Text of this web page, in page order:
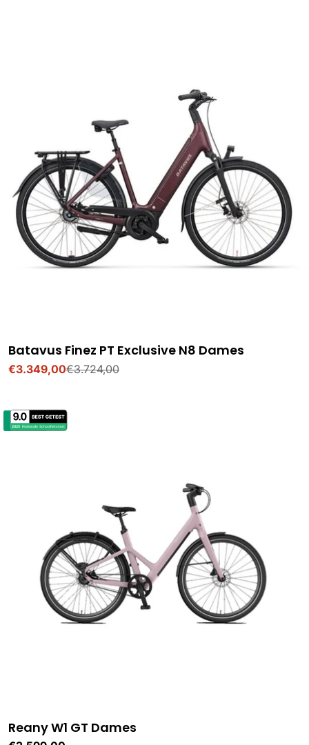
Batavus Finez PT Exclusive N8 Dames
Verkoopprijs
€3.349,00
Normale
€3.724,00
nieuw
Reany W1 GT Dames